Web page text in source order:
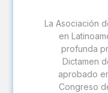
La Asociación
en
profunda
Dictamen
aprobado
Congreso